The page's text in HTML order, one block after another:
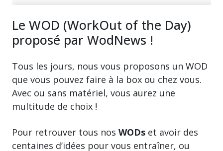
Le WOD (WorkOut of the Day)
proposé par WodNews !
Tous les jours, nous vous proposons un WOD
que vous pouvez faire à la box ou chez vous.
Avec ou sans matériel, vous aurez une
multitude de choix !
Pour retrouver tous nos WODs et avoir des
centaines d’idées pour vous entraîner, ou